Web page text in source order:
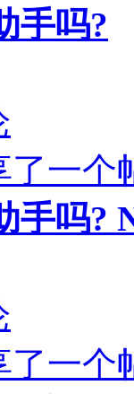
手吗?
了一个
手吗?
了一个